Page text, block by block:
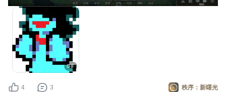
GIF
秩序：新曙光
4 3